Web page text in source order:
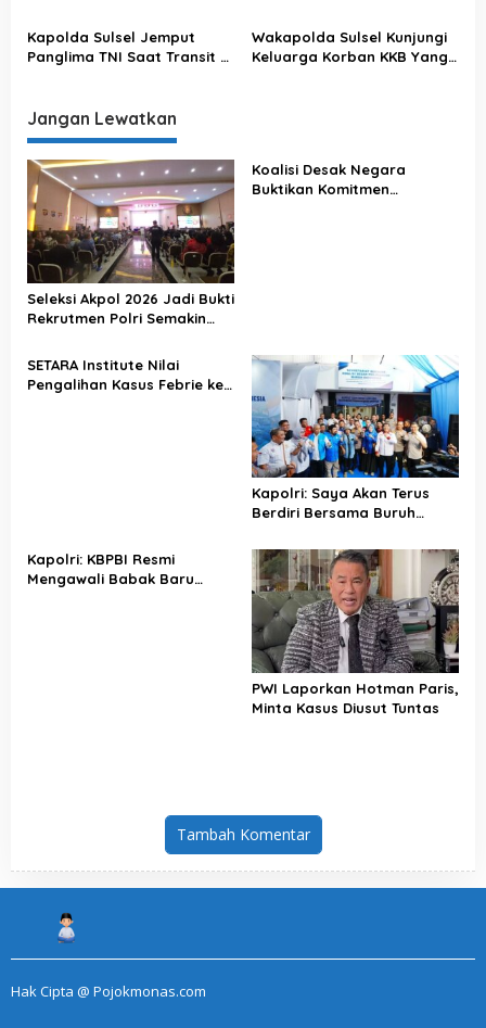
Kapolda Sulsel Jemput
Panglima TNI Saat Transit Di
Wakapolda Sulsel Kunjungi
Keluarga Korban KKB Yang
Jangan Lewatkan
Seleksi Akpol 2026 Jadi Bukti
Rekrutmen Polri Semakin
Koalisi Desak Negara
Buktikan Komitmen
SETARA Institute Nilai
Pengalihan Kasus Febrie ke
Kapolri: Saya Akan Terus
Berdiri Bersama Buruh
Kapolri: KBPBI Resmi
Mengawali Babak Baru
PWI Laporkan Hotman Paris,
Minta Kasus Diusut Tuntas
Tambah Komentar
Hak Cipta @ Pojokmonas.com